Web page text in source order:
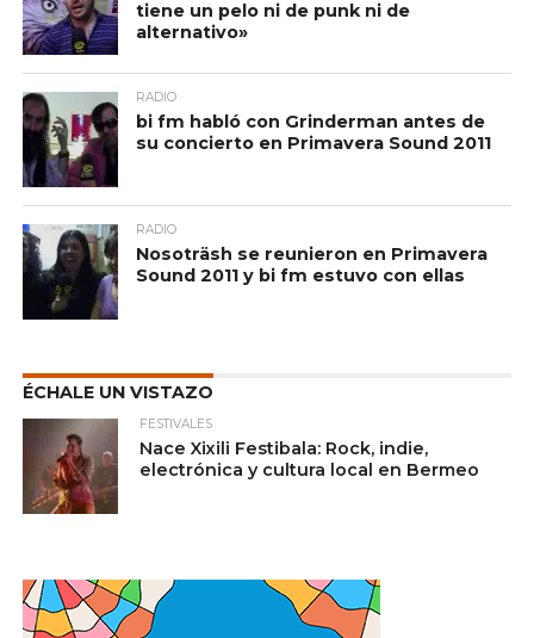
tiene un pelo ni de punk ni de
alternativo»
RADIO
bi fm habló con Grinderman antes de
su concierto en Primavera Sound 2011
RADIO
Nosoträsh se reunieron en Primavera
Sound 2011 y bi fm estuvo con ellas
ÉCHALE UN VISTAZO
FESTIVALES
Nace Xixili Festibala: Rock, indie,
electrónica y cultura local en Bermeo